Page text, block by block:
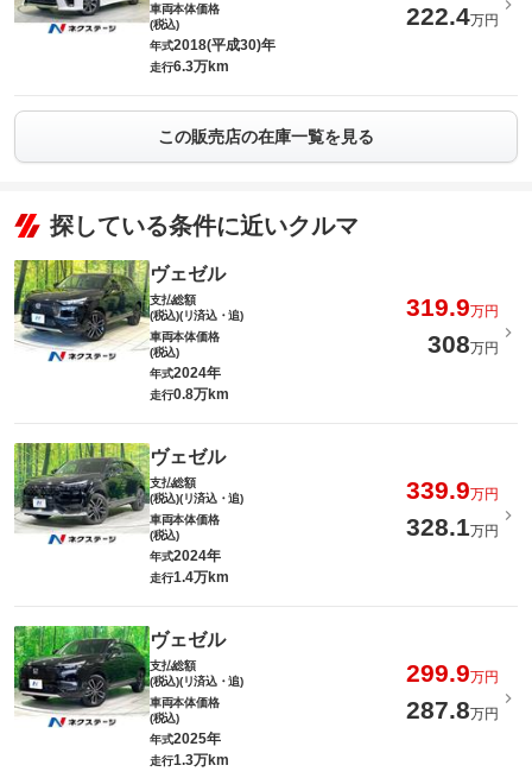
車両本体価格
(税込)
222.4万円
年式2018(平成30)年
走行6.3万km
この販売店の在庫一覧を見る
探している条件に近いクルマ
ヴェゼル
支払総額
(税込)(リ済込・追)
319.9万円
車両本体価格
(税込)
308万円
年式2024年
走行0.8万km
ヴェゼル
支払総額
(税込)(リ済込・追)
339.9万円
車両本体価格
(税込)
328.1万円
年式2024年
走行1.4万km
ヴェゼル
支払総額
(税込)(リ済込・追)
299.9万円
車両本体価格
(税込)
287.8万円
年式2025年
走行1.3万km